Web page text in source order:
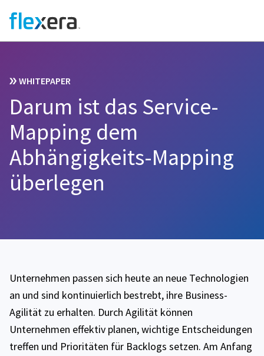
WHITEPAPER
Darum ist das Service-
Mapping dem
Abhängigkeits-Mapping
überlegen
Unternehmen passen sich heute an neue Technologien
an und sind kontinuierlich bestrebt, ihre Business-
Agilität zu erhalten. Durch Agilität können
Unternehmen effektiv planen, wichtige Entscheidungen
treffen und Prioritäten für Backlogs setzen. Am Anfang